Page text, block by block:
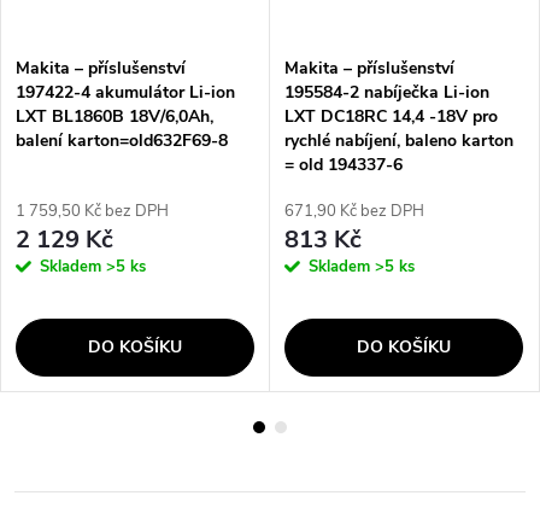
Makita – příslušenství
197422-4 akumulátor Li-ion
LXT BL1860B 18V/6,0Ah,
balení karton=old632F69-8
1 759,50 Kč bez DPH
2 129 Kč
Skladem >5 ks
DO KOŠÍKU
Makita – příslušenství
195584-2 nabíječka Li-ion
LXT DC18RC 14,4 -18V pro
rychlé nabíjení, baleno karton
= old 194337-6
671,90 Kč bez DPH
813 Kč
Skladem >5 ks
DO KOŠÍKU